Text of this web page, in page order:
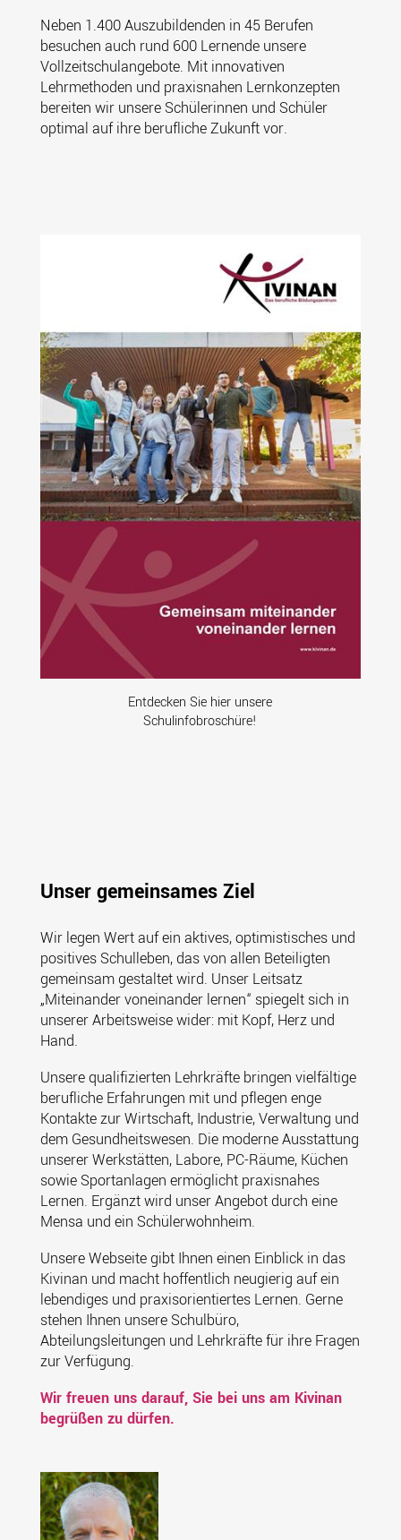
Neben 1.400 Auszubildenden in 45 Berufen
besuchen auch rund 600 Lernende unsere
Vollzeitschulangebote. Mit innovativen
Lehrmethoden und praxisnahen Lernkonzepten
bereiten wir unsere Schülerinnen und Schüler
optimal auf ihre berufliche Zukunft vor.
Entdecken Sie hier unsere
Schulinfobroschüre!
Unser gemeinsames Ziel
Wir legen Wert auf ein aktives, optimistisches und
positives Schulleben, das von allen Beteiligten
gemeinsam gestaltet wird. Unser Leitsatz
„Miteinander voneinander lernen“ spiegelt sich in
unserer Arbeitsweise wider: mit Kopf, Herz und
Hand.
Unsere qualifizierten Lehrkräfte bringen vielfältige
berufliche Erfahrungen mit und pflegen enge
Kontakte zur Wirtschaft, Industrie, Verwaltung und
dem Gesundheitswesen. Die moderne Ausstattung
unserer Werkstätten, Labore, PC-Räume, Küchen
sowie Sportanlagen ermöglicht praxisnahes
Lernen. Ergänzt wird unser Angebot durch eine
Mensa und ein Schülerwohnheim.
Unsere Webseite gibt Ihnen einen Einblick in das
Kivinan und macht hoffentlich neugierig auf ein
lebendiges und praxisorientiertes Lernen. Gerne
stehen Ihnen unsere Schulbüro,
Abteilungsleitungen und Lehrkräfte für ihre Fragen
zur Verfügung.
Wir freuen uns darauf, Sie bei uns am Kivinan
begrüßen zu dürfen.